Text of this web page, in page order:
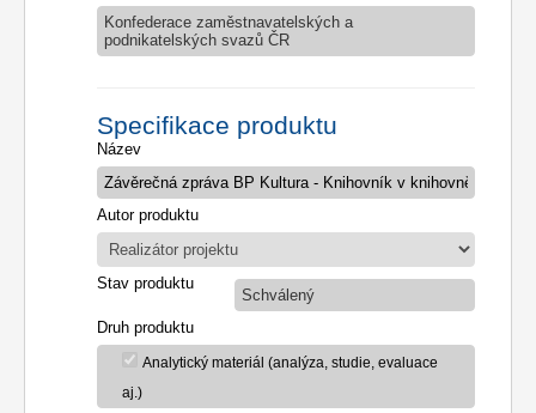
Konfederace zaměstnavatelských a
podnikatelských svazů ČR
Specifikace produktu
Název
Autor produktu
Stav produktu
Schválený
Druh produktu
Analytický materiál (analýza, studie, evaluace
aj.)